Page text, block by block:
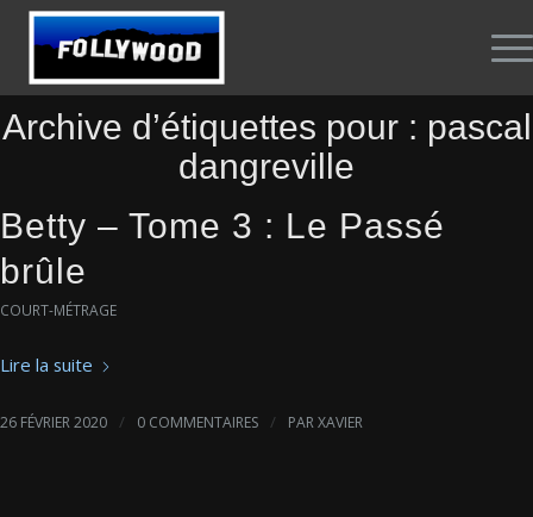
Archive d’étiquettes pour : pascal
dangreville
Betty – Tome 3 : Le Passé
brûle
COURT-MÉTRAGE
Lire la suite
26 FÉVRIER 2020 / 0 COMMENTAIRES / PARXAVIER